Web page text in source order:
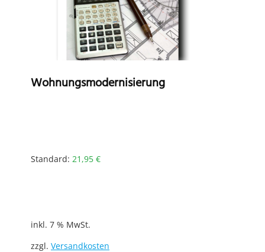
Wohnungsmodernisierung
Standard: 21,95 €
inkl. 7 % MwSt.
zzgl. Versandkosten